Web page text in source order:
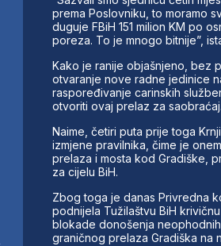
prema Poslovniku, to moramo
duguje FBiH 151 milion KM po
poreza. To je mnogo bitnije”,
Kako je ranije objašnjeno, bez
otvaranje nove radne jedinice
raspoređivanje carinskih
otvoriti ovaj prelaz za saobraćaj.
Naime, četiri puta prije toga
izmjene pravilnika, čime je
prelaza i mosta kod Gradiške,
za cijelu BiH.
Zbog toga je danas Privredna
podnijela Tužilaštvu BiH
blokade donošenja
graničnog prelaza Gradiška na